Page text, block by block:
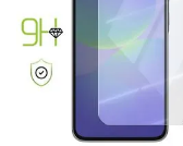
Samsung